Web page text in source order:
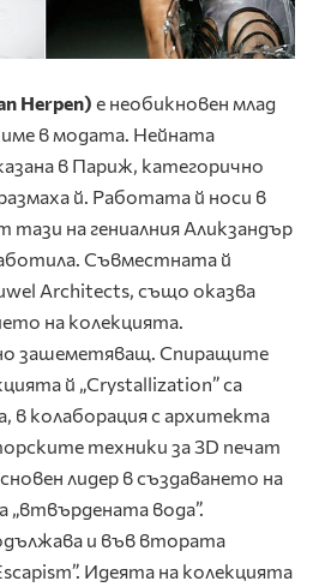
Herpen) е необикновен млад
в модата. Нейната
в Париж, категорично
й. Работата й носи в
тази на гениалния Аликзандър
Съвместната й
Architects, също оказва
на колекцията.
зашеметяващ. Спиращите
й „Crystallization” са
в колаборация с архитекта
техники за 3D печат
лидер в създаването на
вода”.
и във втората
Идеята на колекцията